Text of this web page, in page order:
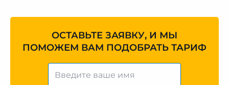
ОСТАВЬТЕ ЗАЯВКУ, И МЫ
ПОМОЖЕМ ВАМ ПОДОБРАТЬ ТАРИФ